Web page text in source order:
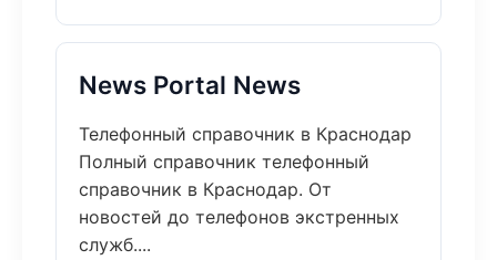
News Portal News
Телефонный справочник в Краснодар
Полный справочник телефонный
справочник в Краснодар. От
новостей до телефонов экстренных
служб....